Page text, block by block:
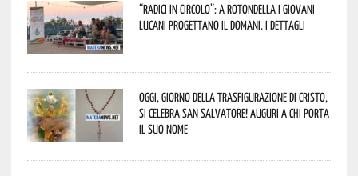
“Radici in Circolo”: a Rotondella i giovani
lucani progettano il domani. I dettagli
Oggi, giorno della Trasfigurazione di Cristo,
si celebra San Salvatore! Auguri a chi porta
il suo nome